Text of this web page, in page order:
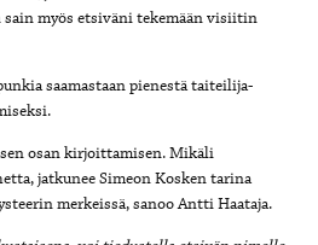
myös etsiväni tekemään visiitin
saamastaan pienestä taiteilija-
osan kirjoittamisen. Mikäli
jatkunee Simeon Kosken tarina
merkeissä, sanoo Antti Haataja.